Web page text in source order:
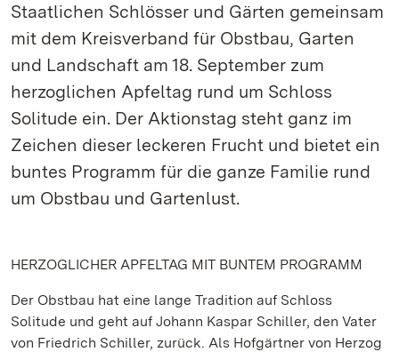
Staatlichen Schlösser und Gärten gemeinsam
mit dem Kreisverband für Obstbau, Garten
und Landschaft am 18. September zum
herzoglichen Apfeltag rund um Schloss
Solitude ein. Der Aktionstag steht ganz im
Zeichen dieser leckeren Frucht und bietet ein
buntes Programm für die ganze Familie rund
um Obstbau und Gartenlust.
HERZOGLICHER APFELTAG MIT BUNTEM PROGRAMM
Der Obstbau hat eine lange Tradition auf Schloss
Solitude und geht auf Johann Kaspar Schiller, den Vater
von Friedrich Schiller, zurück. Als Hofgärtner von Herzog